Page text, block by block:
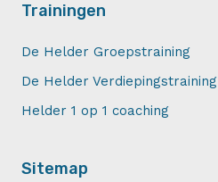
Trainingen
De Helder Groepstraining
De Helder Verdiepingstraining
Helder 1 op 1 coaching
Sitemap